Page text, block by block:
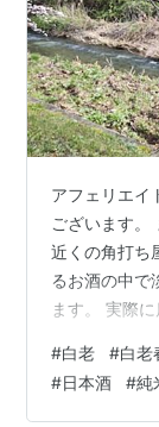
アフェリエイ
ございます。
近くの角打ち
るお酒の中で
ます。 実際
酒造”白老春
８年創業）の
#白老 #白老
#日本酒 #純